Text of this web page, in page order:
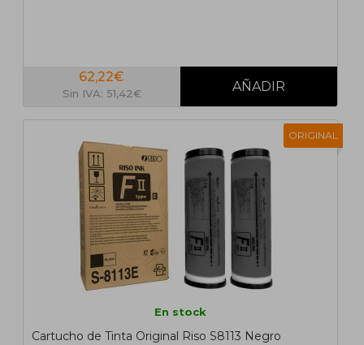
62,22€
Sin IVA: 51,42€
ORIGINAL
En stock
Cartucho de Tinta Original Riso S8113 Negro